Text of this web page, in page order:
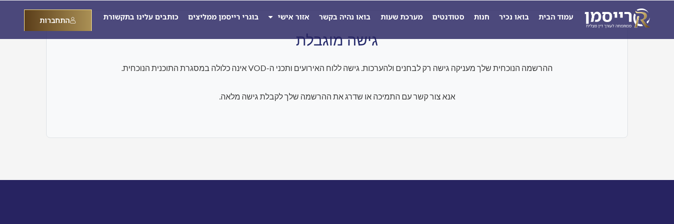
עמוד הבית בואו נכיר חנות סטודנטים מערכת שעות בואו נהיה בקשר אזור אישי בוגרי רייסמן ממליצים כותבים עלינו בתקשורת התחברות
גישה מוגבלת
ההרשמה הנוכחית שלך מעניקה גישה רק לבחנים ולהערכות. גישה ללוח האירועים ותכני ה-VOD אינה כלולה במסגרת התוכנית הנוכחית.
אנא צור קשר עם התמיכה או שדרג את ההרשמה שלך לקבלת גישה מלאה.